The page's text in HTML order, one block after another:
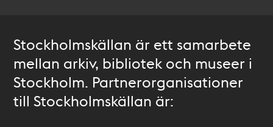
Stockholmskällan är ett samarbete
mellan arkiv, bibliotek och museer i
Stockholm. Partnerorganisationer
till Stockholmskällan är: